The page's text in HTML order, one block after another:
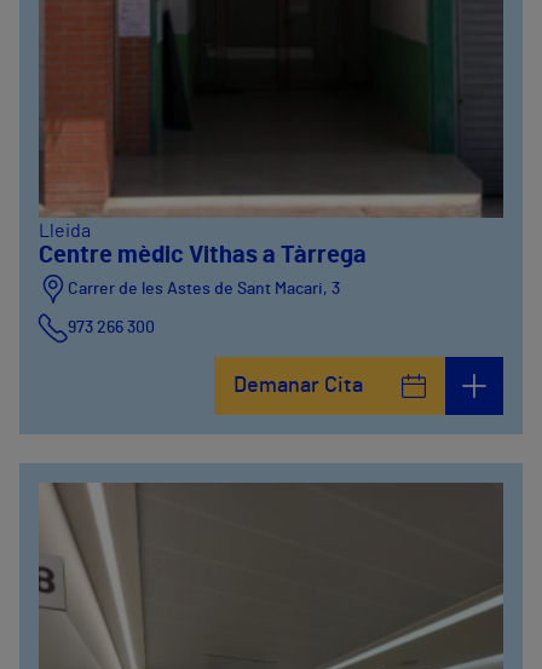
Lleida
Centre mèdic Vithas a Tàrrega
Carrer de les Astes de Sant Macari, 3
973 266 300
Demanar Cita